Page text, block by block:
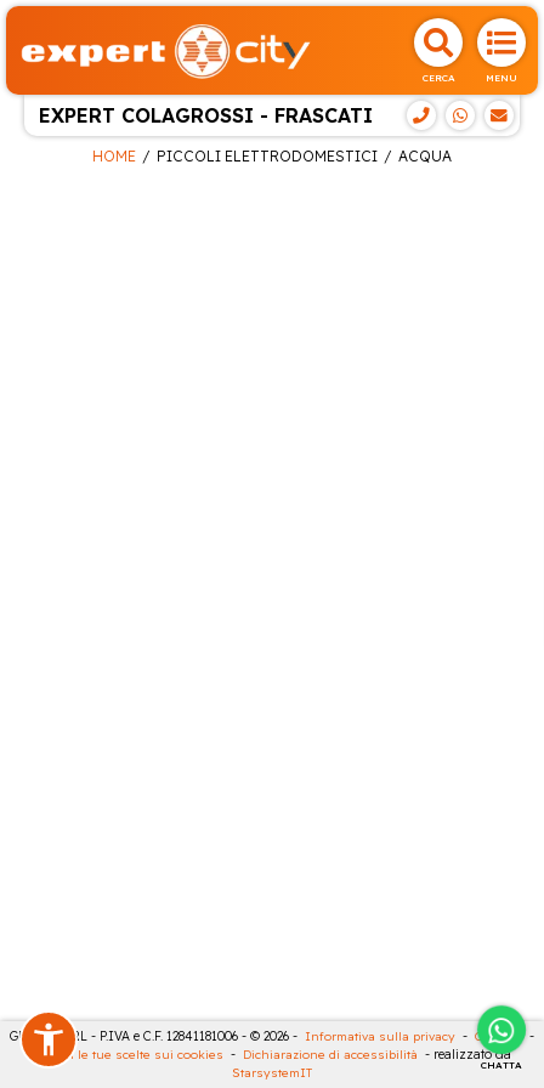
CERCA MENU
EXPERT COLAGROSSI - FRASCATI
CHATTA
HOME PICCOLI ELETTRODOMESTICI ACQUA
GECO 14 SRL - P.IVA e C.F. 12841181006 - © 2026 - Informativa sulla privacy - Cookies
-
Rivedi le tue scelte sui cookies - Dichiarazione di accessibilità - realizzato da
StarsystemIT